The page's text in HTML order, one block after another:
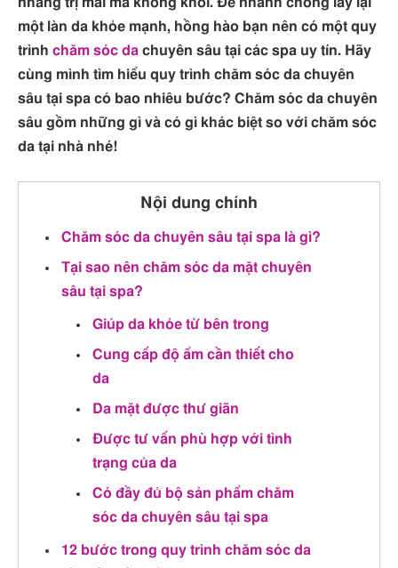
nhang trị mãi mà không khỏi. Để nhanh chóng lấy lại
một làn da khỏe mạnh, hồng hào bạn nên có một quy
trình chăm sóc da chuyên sâu tại các spa uy tín. Hãy
cùng mình tìm hiểu quy trình chăm sóc da chuyên
sâu tại spa có bao nhiêu bước? Chăm sóc da chuyên
sâu gồm những gì và có gì khác biệt so với chăm sóc
da tại nhà nhé!
Nội dung chính
Chăm sóc da chuyên sâu tại spa là gì?
Tại sao nên chăm sóc da mặt chuyên
sâu tại spa?
Giúp da khỏe từ bên trong
Cung cấp độ ẩm cần thiết cho
da
Da mặt được thư giãn
Được tư vấn phù hợp với tình
trạng của da
Có đầy đủ bộ sản phẩm chăm
sóc da chuyên sâu tại spa
12 bước trong quy trình chăm sóc da